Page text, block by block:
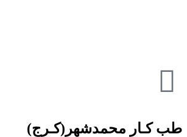
طب کـار محمدشهر(کـرج)